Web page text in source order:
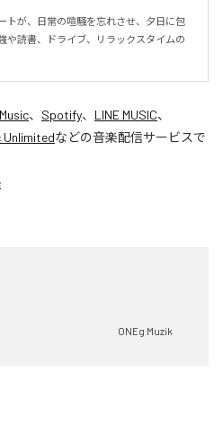
トが、日常の喧騒を忘れさせ、夕日に包
や読書、ドライブ、リラックスタイムの
、 Spotify、 LINE MUSIC、
Unlimitedなどの音楽配信サービスで
ONEg Muzik